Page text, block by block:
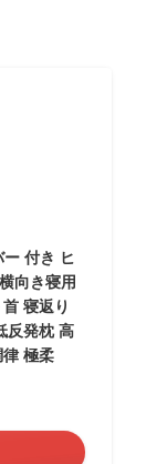
ー 付き ヒ
向き寝用
寝返り
反発枕 高
極柔